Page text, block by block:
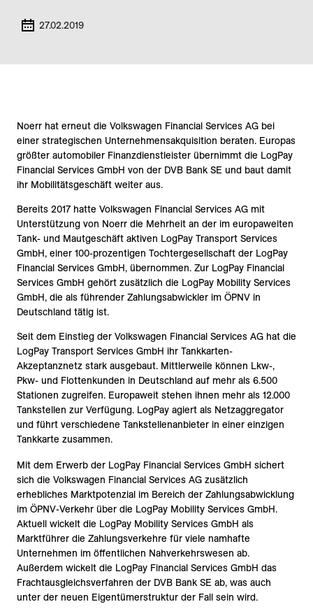
27.02.2019
Noerr hat erneut die Volkswagen Financial Services AG bei
einer strategischen Unternehmensakquisition beraten. Europas
größter automobiler Finanzdienstleister übernimmt die LogPay
Financial Services GmbH von der DVB Bank SE und baut damit
ihr Mobilitätsgeschäft weiter aus.
Bereits 2017 hatte Volkswagen Financial Services AG mit
Unterstützung von Noerr die Mehrheit an der im europaweiten
Tank- und Mautgeschäft aktiven LogPay Transport Services
GmbH, einer 100-prozentigen Tochtergesellschaft der LogPay
Financial Services GmbH, übernommen. Zur LogPay Financial
Services GmbH gehört zusätzlich die LogPay Mobility Services
GmbH, die als führender Zahlungsabwickler im ÖPNV in
Deutschland tätig ist.
Seit dem Einstieg der Volkswagen Financial Services AG hat die
LogPay Transport Services GmbH ihr Tankkarten-
Akzeptanznetz stark ausgebaut. Mittlerweile können Lkw-,
Pkw- und Flottenkunden in Deutschland auf mehr als 6.500
Stationen zugreifen. Europaweit stehen ihnen mehr als 12.000
Tankstellen zur Verfügung. LogPay agiert als Netzaggregator
und führt verschiedene Tankstellenanbieter in einer einzigen
Tankkarte zusammen.
Mit dem Erwerb der LogPay Financial Services GmbH sichert
sich die Volkswagen Financial Services AG zusätzlich
erhebliches Marktpotenzial im Bereich der Zahlungsabwicklung
im ÖPNV-Verkehr über die LogPay Mobility Services GmbH.
Aktuell wickelt die LogPay Mobility Services GmbH als
Marktführer die Zahlungsverkehre für viele namhafte
Unternehmen im öffentlichen Nahverkehrswesen ab.
Außerdem wickelt die LogPay Financial Services GmbH das
Frachtausgleichsverfahren der DVB Bank SE ab, was auch
unter der neuen Eigentümerstruktur der Fall sein wird.